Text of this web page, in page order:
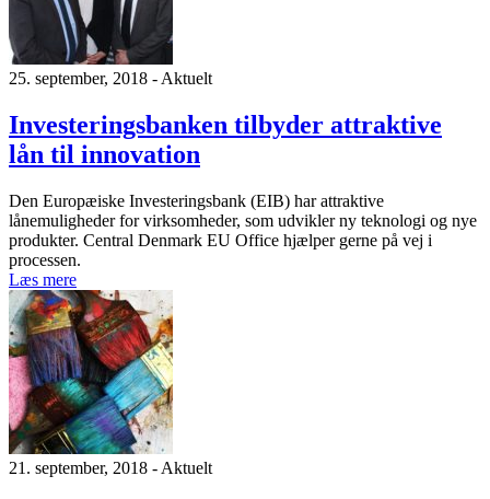
25. september, 2018 - Aktuelt
Investeringsbanken tilbyder attraktive
lån til innovation
Den Europæiske Investeringsbank (EIB) har attraktive
lånemuligheder for virksomheder, som udvikler ny teknologi og nye
produkter. Central Denmark EU Office hjælper gerne på vej i
processen.
Læs mere
21. september, 2018 - Aktuelt